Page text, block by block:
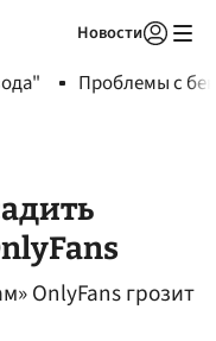
Новости
Проблемы с
OnlyFans грозит